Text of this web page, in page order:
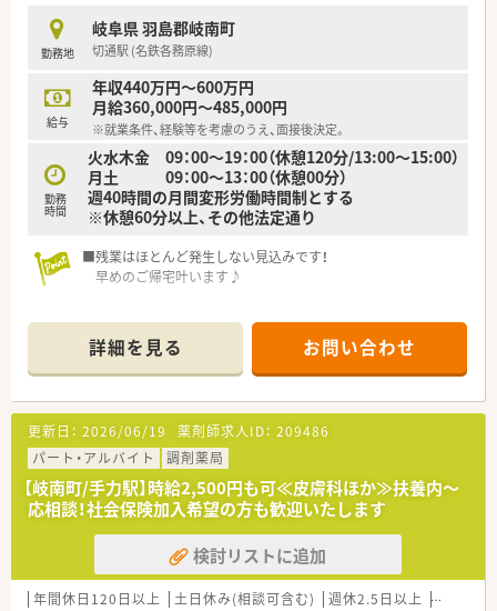
な業務は一切ないため専門業務に集中できます。
【やりがい/おすすめポイント】
■充実した薬歴システムにより事務作業の負担が軽減され、患者
様とじっくり向き合える時間にやりがいを感じます。
■個人の頑張りが明確な評価制度によって可視化されるため、高
いモチベーションを維持して業務に取り組めます。
■東証プライム上場企業の充実した待遇や福利厚生を享受しな
がら、地域に根ざした医療貢献が実現できます。
勤務地
岐阜県 羽島郡岐南町
切通駅 (名鉄各務原線)
給与
年収440万円～600万円
月給360,000円～485,000円
※就業条件、経験等を考慮のうえ、面接後決定。
勤務
時間
火水木金 09：00～19：00（休憩120分/13:00～15:00）
月土 09：00～13：00（休憩00分）
週40時間の月間変形労働時間制とする
※休憩60分以上、その他法定通り
■残業はほとんど発生しない見込みです！
早めのご帰宅叶います♪
★年間休日124日！
お休みもしっかりありプライベートとの両立がしやすい◎
★電子薬歴・自動分包機・粉薬の監査システム導入！
安心して働ける環境を整えています。
★キャリアパス制度を導入！
「どうしたら昇給できるか？」「どうしたら昇格できるか？」が
分かりやすい体制◎
★コンビニも近く便利な立地♪
＼ こんな会社です ／
■愛知県（主に尾張エリア）、岐阜県エリアに13店舗展開してい
地域に根付いた薬局運営をされており、地域貢献をしたいとお
考えの方に適しています。
詳細を見る お問い合わせ
更新日： 2026/06/19 薬剤師求人ID： 209486
パート・アルバイト
調剤薬局
【岐南町/手力駅】時給2,500円も可≪皮膚科ほか≫扶養内～
応相談！社会保険加入希望の方も歓迎いたします
検討リストに追加
年間休日120日以上 土日休み(相談可含む) 週休2.5日以上 週32h以